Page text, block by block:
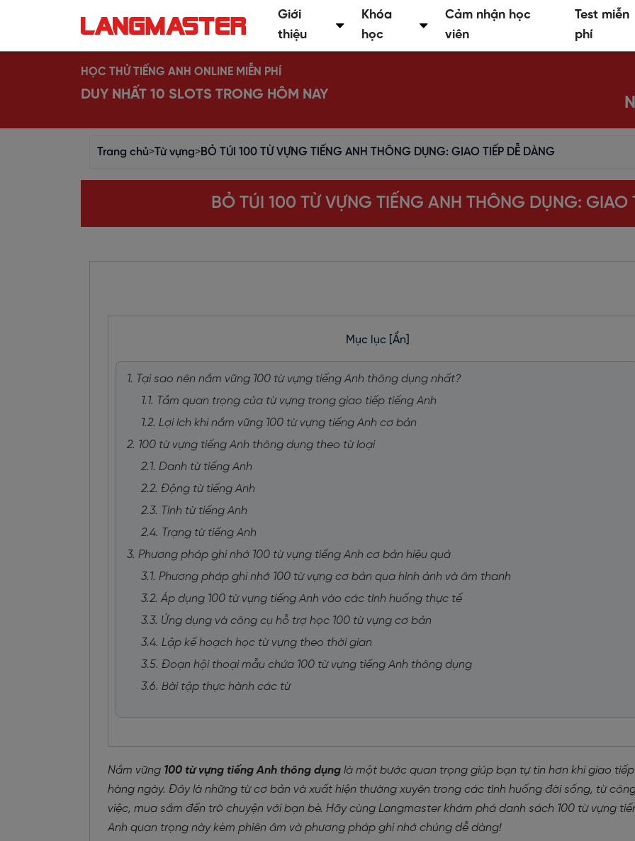
Giới
thiệu
Khóa
học
Cảm nhận học
viên
Test miễn
phí
HỌC THỬ TIẾNG ANH ONLINE MIỄN PHÍ
DUY NHẤT 10 SLOTS TRONG HÔM NAY
Trang chủ>Từ vựng>BỎ TÚI 100 TỪ VỰNG TIẾNG ANH THÔNG DỤNG: GIAO TIẾP DỄ DÀNG
BỎ TÚI 100 TỪ VỰNG TIẾNG ANH THÔNG DỤNG: GIAO
Mục lục [Ẩn]
1. Tại sao nên nắm vững 100 từ vựng tiếng Anh thông dụng nhất?
1.1. Tầm quan trọng của từ vựng trong giao tiếp tiếng Anh
1.2. Lợi ích khi nắm vững 100 từ vựng tiếng Anh cơ bản
2. 100 từ vựng tiếng Anh thông dụng theo từ loại
2.1. Danh từ tiếng Anh
2.2. Động từ tiếng Anh
2.3. Tính từ tiếng Anh
2.4. Trạng từ tiếng Anh
3. Phương pháp ghi nhớ 100 từ vựng tiếng Anh cơ bản hiệu quả
3.1. Phương pháp ghi nhớ 100 từ vựng cơ bản qua hình ảnh và âm thanh
3.2. Áp dụng 100 từ vựng tiếng Anh vào các tình huống thực tế
3.3. Ứng dụng và công cụ hỗ trợ học 100 từ vựng cơ bản
3.4. Lập kế hoạch học từ vựng theo thời gian
3.5. Đoạn hội thoại mẫu chứa 100 từ vựng tiếng Anh thông dụng
3.6. Bài tập thực hành các từ
Nắm vững 100 từ vựng tiếng Anh thông dụng là một bước quan trọng giúp bạn tự tin hơn khi giao tiếp
hàng ngày. Đây là những từ cơ bản và xuất hiện thường xuyên trong các tình huống đời sống, từ
việc, mua sắm đến trò chuyện với bạn bè. Hãy cùng Langmaster khám phá danh sách 100 từ vựng
Anh quan trọng này kèm phiên âm và phương pháp ghi nhớ chúng dễ dàng!